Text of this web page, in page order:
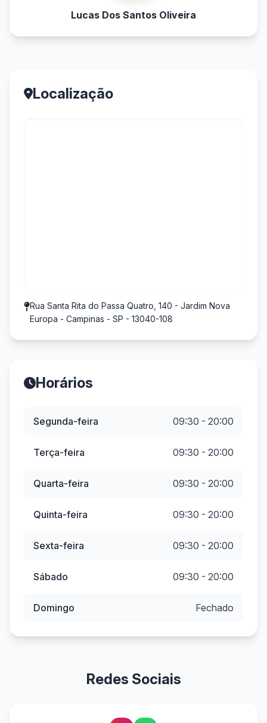
Lucas Dos Santos Oliveira
Localização
Rua Santa Rita do Passa Quatro, 140 - Jardim Nova
Europa - Campinas - SP - 13040-108
Horários
Segunda-feira 09:30 - 20:00
Terça-feira 09:30 - 20:00
Quarta-feira 09:30 - 20:00
Quinta-feira 09:30 - 20:00
Sexta-feira 09:30 - 20:00
Sábado 09:30 - 20:00
Domingo Fechado
Redes Sociais